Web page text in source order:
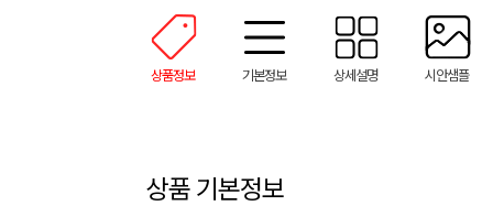
상품정보 기본정보 상세설명 시안샘플
상품 기본정보